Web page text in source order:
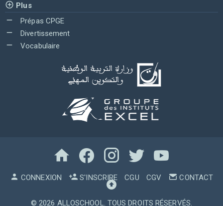
Plus
Prépas CPGE
Divertissement
Vocabulaire
CONNEXION S'INSCRIRE CGU CGV CONTACT
© 2026 ALLOSCHOOL. TOUS DROITS RÉSERVÉS.